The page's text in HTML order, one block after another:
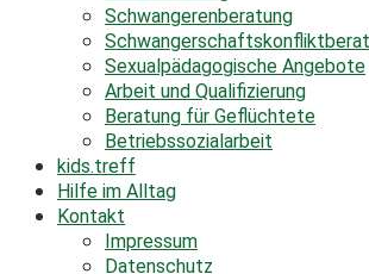
Schwangerenberatung
Sexualpädagogische Angebote
Arbeit und Qualifizierung
Beratung für Geflüchtete
Betriebssozialarbeit
kids.treff
Hilfe im Alltag
Kontakt
Impressum
Datenschutz